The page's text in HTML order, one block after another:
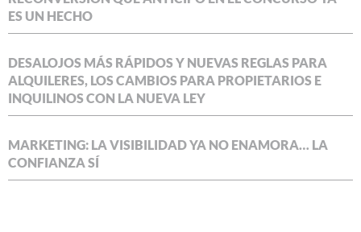
ES UN HECHO
DESALOJOS MÁS RÁPIDOS Y NUEVAS REGLAS PARA
ALQUILERES, LOS CAMBIOS PARA PROPIETARIOS E
INQUILINOS CON LA NUEVA LEY
MARKETING: LA VISIBILIDAD YA NO ENAMORA… LA
CONFIANZA SÍ